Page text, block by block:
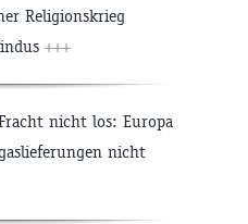
Religionskrieg
+++
nicht los: Europa
nicht